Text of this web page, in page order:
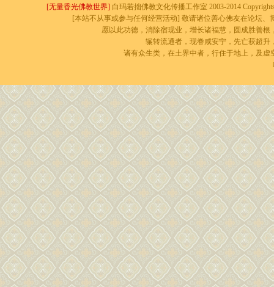
[无量香光佛教世界] 白玛若拙佛教文化传播工作室 2003-2014
[本站不从事或参与任何经营活动] 敬请诸位善心佛友在论坛
愿以此功德，消除宿现业，增长诸福慧，圆成胜善
辗转流通者，现眷咸安宁，先亡获超
诸有众生类，在土界中者，行住于地上，及